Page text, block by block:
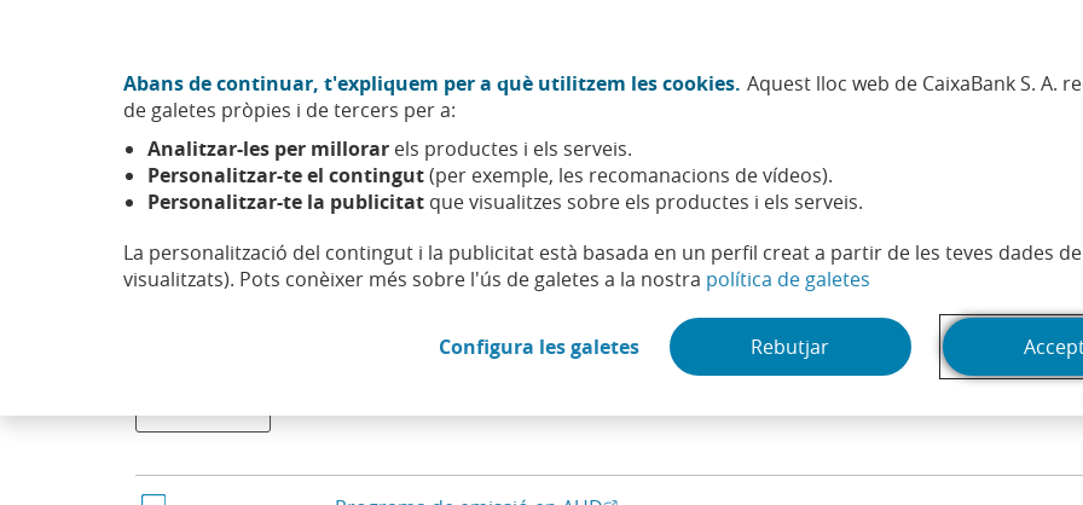
Abans de continuar, t'expliquem per a què utilitzem les cookies. Aquest lloc web de CaixaBank S. A.
de galetes pròpies i de tercers per a:
Analitzar-les per millorar els productes i els serveis.
Personalitzar-te el contingut(per exemple, les recomanacions de vídeos).
Personalitzar-te la publicitat que visualitzes sobre els productes i els serveis.
La personalització del contingut i la publicitat està basada en un perfil creat a partir de les teves dades
visualitzats). Pots conèixer més sobre l'ús de galetes a la nostra política de galetes
Configura les galetes(Obre en finestra nova)
Rebutjar
Sobre nosaltres Accionistes i inversors
Accionistes i inversors Inversors renda fixa Programa de emissió en AUD
Programa d’emissió en AUD